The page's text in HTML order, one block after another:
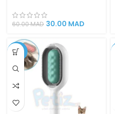
60.00MAD 30.00 MAD
-53%